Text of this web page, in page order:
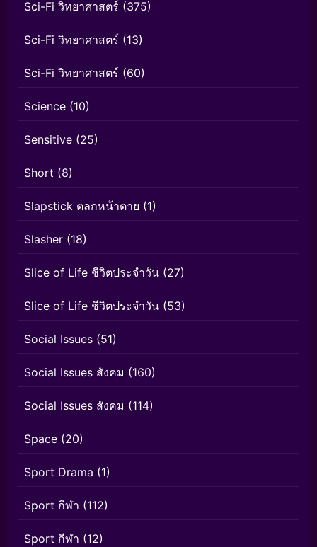
Sci-Fi วิทยาศาสตร์ (375)
Sci-Fi วิทยาศาสตร์ (13)
Sci-Fi วิทยาศาสตร์ (60)
Science (10)
Sensitive (25)
Short (8)
Slapstick ตลกหน้าตาย (1)
Slasher (18)
Slice of Life ชีวิตประจำวัน (27)
Slice of Life ชีวิตประจำวัน (53)
Social Issues (51)
Social Issues สังคม (160)
Social Issues สังคม (114)
Space (20)
Sport Drama (1)
Sport กีฬา (112)
Sport กีฬา (12)